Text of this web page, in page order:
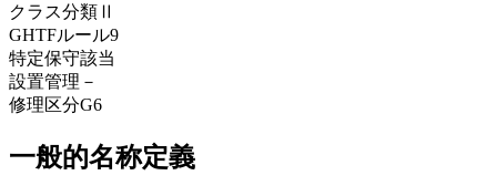
クラス分類 Ⅱ
GHTFルール9
特定保守該当
設置管理 －
修理区分G6
一般的名称定義